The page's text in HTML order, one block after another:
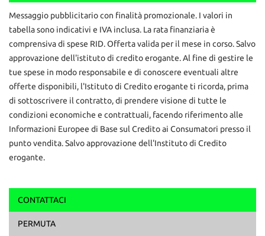
Contattaci
Ho letto e accettol'informativa privacy*
Acconsento al trattamento dei miei dati per finalità di
Messaggio pubblicitario con finalità promozionale. I valori in
tabella sono indicativi e IVA inclusa. La rata finanziaria è
comprensiva di spese RID. Offerta valida per il mese in corso. Salvo
approvazione dell'istituto di credito erogante. Al fine di gestire le
tue spese in modo responsabile e di conoscere eventuali altre
offerte disponibili, l'Istituto di Credito erogante ti ricorda, prima
di sottoscrivere il contratto, di prendere visione di tutte le
condizioni economiche e contrattuali, facendo riferimento alle
Informazioni Europee di Base sul Credito ai Consumatori presso il
punto vendita. Salvo approvazione dell'Instituto di Credito
erogante.
CONTATTACI
PERMUTA